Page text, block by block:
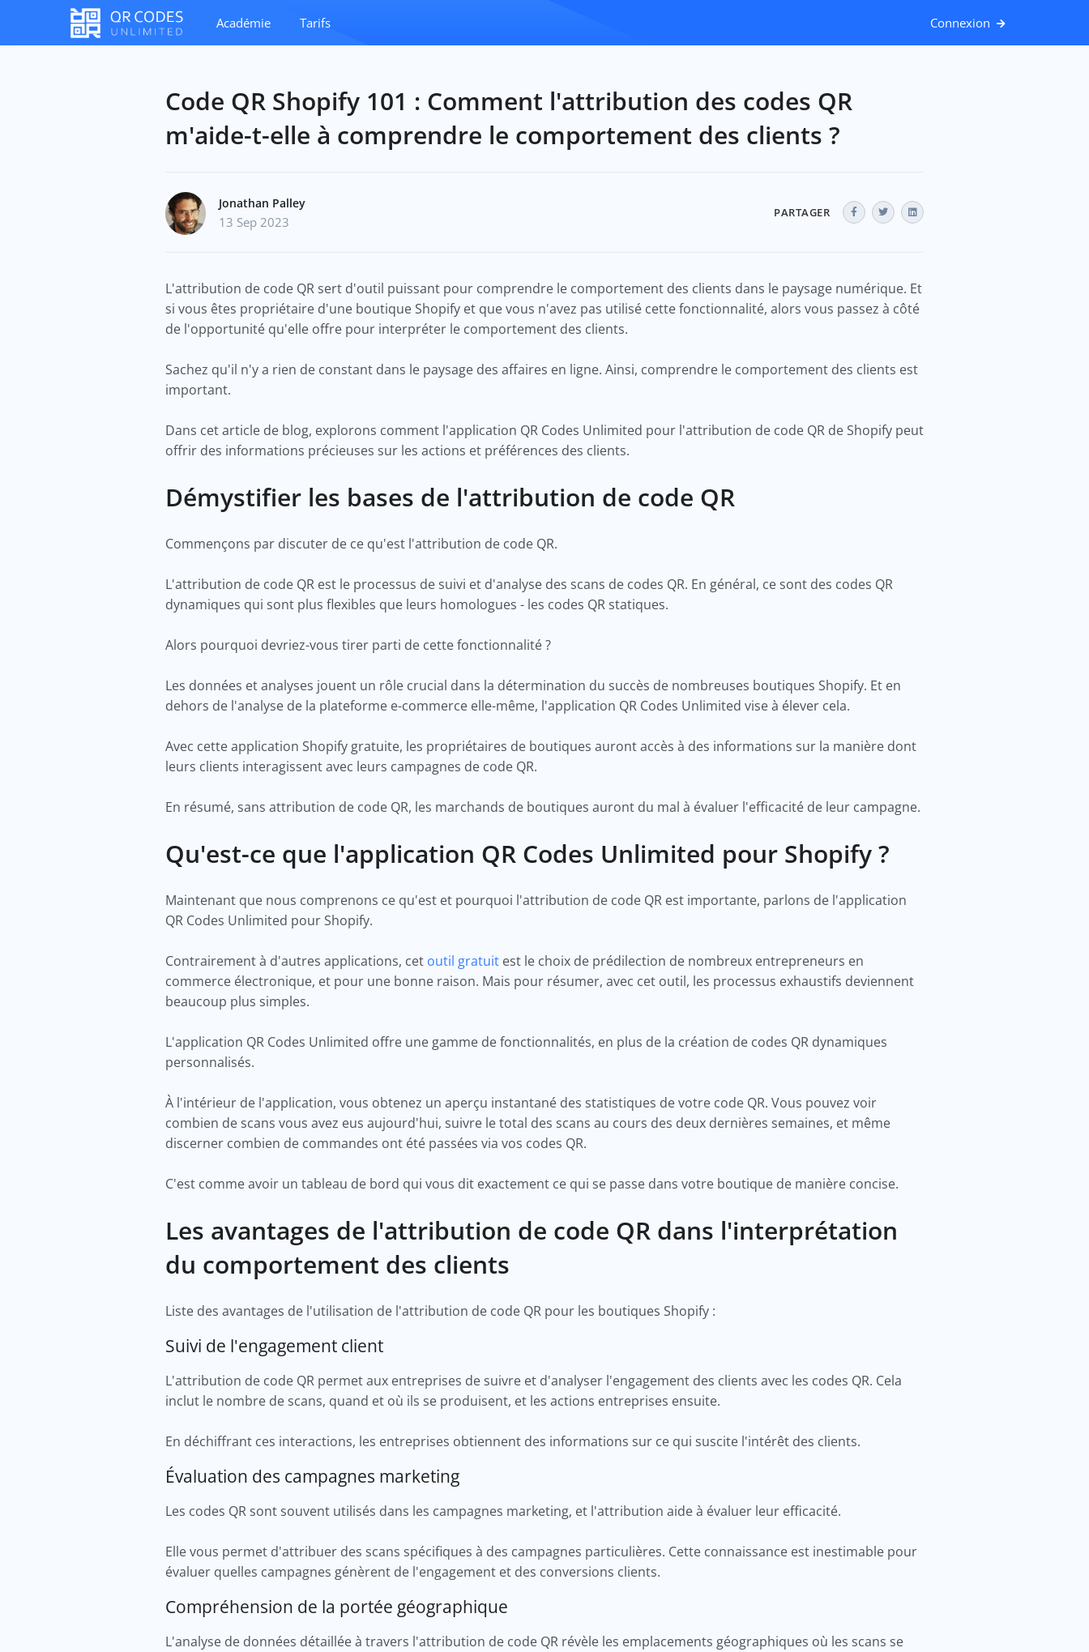
Académie Tarifs Connexion
Code QR Shopify 101 : Comment l'attribution des codes QR
m'aide-t-elle à comprendre le comportement des clients ?
Jonathan Palley
13 Sep 2023
PARTAGER
L'attribution de code QR sert d'outil puissant pour comprendre le comportement des clients dans le paysage numérique. Et
si vous êtes propriétaire d'une boutique Shopify et que vous n'avez pas utilisé cette fonctionnalité, alors vous passez à côté
de l'opportunité qu'elle offre pour interpréter le comportement des clients.
Sachez qu'il n'y a rien de constant dans le paysage des affaires en ligne. Ainsi, comprendre le comportement des clients est
important.
Dans cet article de blog, explorons comment l'application QR Codes Unlimited pour l'attribution de code QR de Shopify peut
offrir des informations précieuses sur les actions et préférences des clients.
Démystifier les bases de l'attribution de code QR
Commençons par discuter de ce qu'est l'attribution de code QR.
L'attribution de code QR est le processus de suivi et d'analyse des scans de codes QR. En général, ce sont des codes QR
dynamiques qui sont plus flexibles que leurs homologues - les codes QR statiques.
Alors pourquoi devriez-vous tirer parti de cette fonctionnalité ?
Les données et analyses jouent un rôle crucial dans la détermination du succès de nombreuses boutiques Shopify. Et en
dehors de l'analyse de la plateforme e-commerce elle-même, l'application QR Codes Unlimited vise à élever cela.
Avec cette application Shopify gratuite, les propriétaires de boutiques auront accès à des informations sur la manière dont
leurs clients interagissent avec leurs campagnes de code QR.
En résumé, sans attribution de code QR, les marchands de boutiques auront du mal à évaluer l'efficacité de leur campagne.
Qu'est-ce que l'application QR Codes Unlimited pour Shopify ?
Maintenant que nous comprenons ce qu'est et pourquoi l'attribution de code QR est importante, parlons de l'application
QR Codes Unlimited pour Shopify.
Contrairement à d'autres applications, cet outil gratuit est le choix de prédilection de nombreux entrepreneurs en
commerce électronique, et pour une bonne raison. Mais pour résumer, avec cet outil, les processus exhaustifs deviennent
beaucoup plus simples.
L'application QR Codes Unlimited offre une gamme de fonctionnalités, en plus de la création de codes QR dynamiques
personnalisés.
À l'intérieur de l'application, vous obtenez un aperçu instantané des statistiques de votre code QR. Vous pouvez voir
combien de scans vous avez eus aujourd'hui, suivre le total des scans au cours des deux dernières semaines, et même
discerner combien de commandes ont été passées via vos codes QR.
C'est comme avoir un tableau de bord qui vous dit exactement ce qui se passe dans votre boutique de manière concise.
Les avantages de l'attribution de code QR dans l'interprétation
du comportement des clients
Liste des avantages de l'utilisation de l'attribution de code QR pour les boutiques Shopify :
Suivi de l'engagement client
L'attribution de code QR permet aux entreprises de suivre et d'analyser l'engagement des clients avec les codes QR. Cela
inclut le nombre de scans, quand et où ils se produisent, et les actions entreprises ensuite.
En déchiffrant ces interactions, les entreprises obtiennent des informations sur ce qui suscite l'intérêt des clients.
Évaluation des campagnes marketing
Les codes QR sont souvent utilisés dans les campagnes marketing, et l'attribution aide à évaluer leur efficacité.
Elle vous permet d'attribuer des scans spécifiques à des campagnes particulières. Cette connaissance est inestimable pour
évaluer quelles campagnes génèrent de l'engagement et des conversions clients.
Compréhension de la portée géographique
L'analyse de données détaillée à travers l'attribution de code QR révèle les emplacements géographiques où les scans se